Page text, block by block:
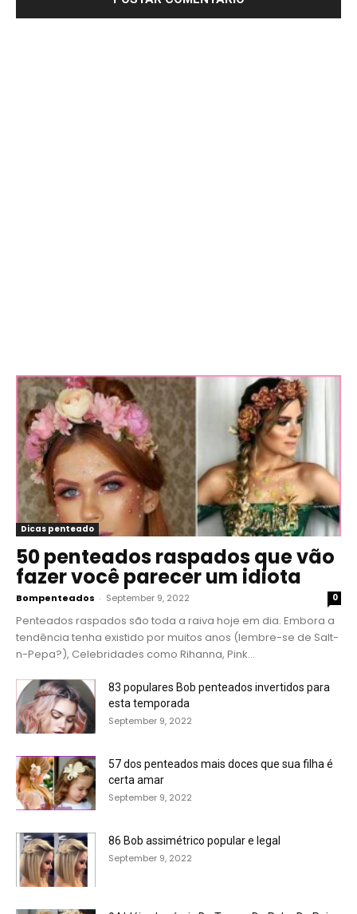
Dicas penteado
50 penteados raspados que vão
fazer você parecer um idiota
Bompenteados - September 9, 2022 0
Penteados raspados são toda a raiva hoje em dia. Embora a
tendência tenha existido por muitos anos (lembre-se de Salt-
n-Pepa?), Celebridades como Rihanna, Pink...
83 populares Bob penteados invertidos para
esta temporada
September 9, 2022
57 dos penteados mais doces que sua filha é
certa amar
September 9, 2022
86 Bob assimétrico popular e legal
September 9, 2022